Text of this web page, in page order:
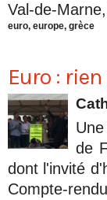
Val-de-
euro, europe, grèce
Euro :
de
dont l'invité
Compte-